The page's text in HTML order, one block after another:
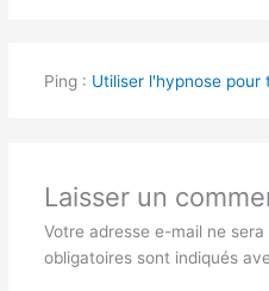
Ping : Utiliser l'hypnose
Laisser un
Votre adresse e-mail ne sera
obligatoires sont indiqués